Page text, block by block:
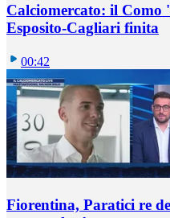
Calciomercato: il
Esposito-Cagliari finita
00:42
Fiorentina, Paratici re